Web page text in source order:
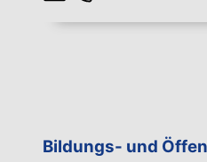
Bildungs- und